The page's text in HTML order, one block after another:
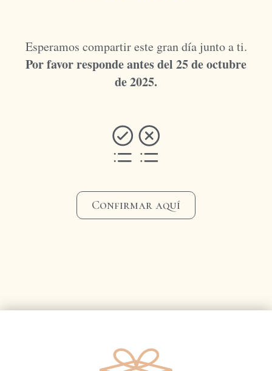
Esperamos compartir este gran día junto a ti.
Por favor responde antes del 25 de octubre
de 2025.
Confirmar aquí